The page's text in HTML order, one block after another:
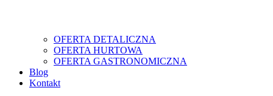
OFERTA DETALICZNA
OFERTA HURTOWA
OFERTA GASTRONOMICZNA
Blog
Kontakt